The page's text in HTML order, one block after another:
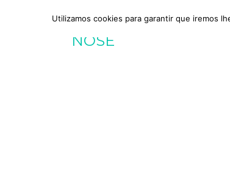
Início
Utilizamos cookies para garantir que iremos